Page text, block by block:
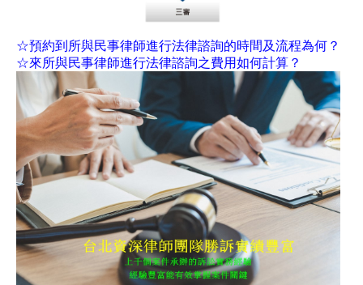
☆預約到所與民事律師進行法律諮詢的時間及流程為何？
☆來所與民事律師進行法律諮詢之費用如何計算？